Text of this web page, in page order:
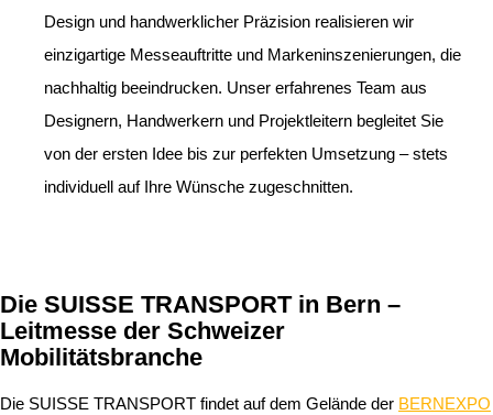
Design und handwerklicher Präzision realisieren wir
einzigartige Messeauftritte und Markeninszenierungen, die
nachhaltig beeindrucken. Unser erfahrenes Team aus
Designern, Handwerkern und Projektleitern begleitet Sie
von der ersten Idee bis zur perfekten Umsetzung – stets
individuell auf Ihre Wünsche zugeschnitten.
Die SUISSE TRANSPORT in Bern –
Leitmesse der Schweizer
Mobilitätsbranche
Die SUISSE TRANSPORT findet auf dem Gelände der BERNEXPO